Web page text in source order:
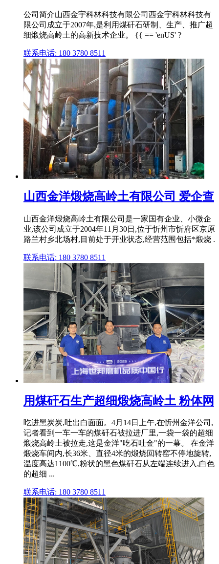
公司简介山西金宇科林科技有限公司西金宇科林科技有
限公司成立于2007年,是利用煤矸石研制、生产、推广超
细煅烧高岭土的高新技术企业。 {{ == 'enUS' ?
联系电话: 180 3780 8511
山西金洋煅烧高岭土有限公司 爱企查
山西金洋煅烧高岭土有限公司是一家国有企业、小微企
业,该公司成立于2004年11月30日,位于忻州市忻府区京原
路兰村乡北场村,目前处于开业状态,经营范围包括*煅烧 .
联系电话: 180 3780 8511
用煤矸石生产超细煅烧高岭土 粉体网
吃进黑炭炭,吐出白面面。4月14日上午,在忻州金洋公司,
记者看到一车一车的煤矸石被拉进厂里,一袋一袋的超细
煅烧高岭土被拉走,这是金洋"吃石吐金"的一幕。 在金洋
煅烧车间内,长36米、直径4米的煅烧回转窑不停地旋转,
温度高达1100℃,粉状的黑色煤矸石从左端连续进入,白色
的超细 ...
联系电话: 180 3780 8511